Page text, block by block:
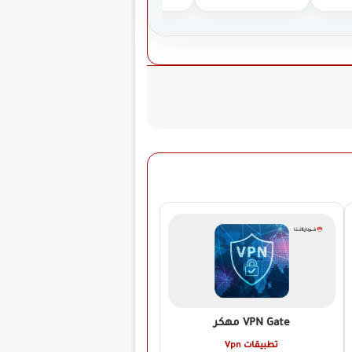
VPN Gate مهكر
تطبيقات Vpn